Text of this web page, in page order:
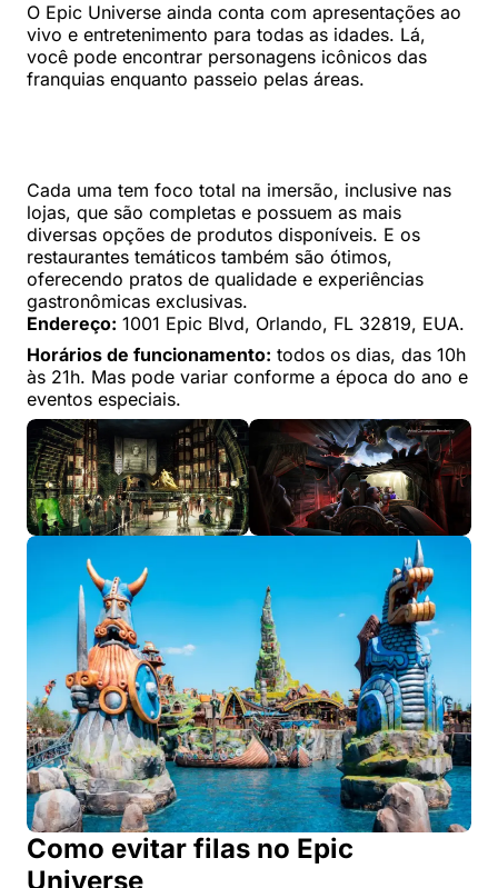
O Epic Universe ainda conta com apresentações ao
vivo e entretenimento para todas as idades. Lá,
você pode encontrar personagens icônicos das
franquias enquanto passeio pelas áreas.
Cada uma tem foco total na imersão, inclusive nas
lojas, que são completas e possuem as mais
diversas opções de produtos disponíveis. E os
restaurantes temáticos também são ótimos,
oferecendo pratos de qualidade e experiências
gastronômicas exclusivas.
Endereço: 1001 Epic Blvd, Orlando, FL 32819, EUA.
Horários de funcionamento: todos os dias, das 10h
às 21h. Mas pode variar conforme a época do ano e
eventos especiais.
Como evitar filas no Epic
Universe